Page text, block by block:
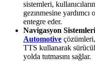
sistemleri,
gezınmesine
entegre eder.
Navigasyon
Automotive
TTS kullanarak
yolda tutmasını sağlar.